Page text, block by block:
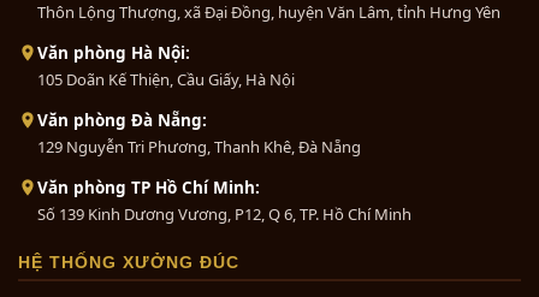
Thôn Lộng Thượng, xã Đại Đồng, huyện Văn Lâm, tỉnh Hưng Yên
Văn phòng Hà Nội:
105 Doãn Kế Thiện, Cầu Giấy, Hà Nội
Văn phòng Đà Nẵng:
129 Nguyễn Tri Phương, Thanh Khê, Đà Nẵng
Văn phòng TP Hồ Chí Minh:
Số 139 Kinh Dương Vương, P12, Q 6, TP. Hồ Chí Minh
HỆ THỐNG XƯỞNG ĐÚC